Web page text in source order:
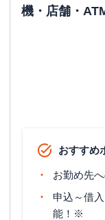
機・店舗・
おすすめ
お勤め先
申込～借
能！※